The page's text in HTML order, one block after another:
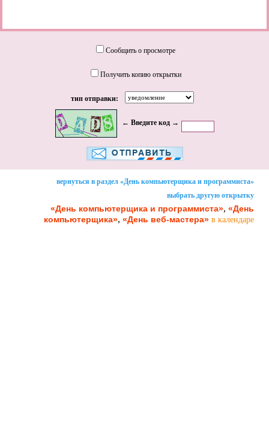
Сообщить о просмотре
Получить копию открытки
тип отправки:
← Введите код →
вернуться в раздел «День компьютерщика и программиста»
выбрать другую открытку
«День компьютерщика и программиста», «День
компьютерщика», «День веб-мастера» в календаре